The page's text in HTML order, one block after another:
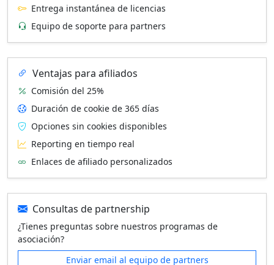
Entrega instantánea de licencias
Equipo de soporte para partners
Ventajas para afiliados
Comisión del 25%
Duración de cookie de 365 días
Opciones sin cookies disponibles
Reporting en tiempo real
Enlaces de afiliado personalizados
Consultas de partnership
¿Tienes preguntas sobre nuestros programas de
asociación?
Enviar email al equipo de partners